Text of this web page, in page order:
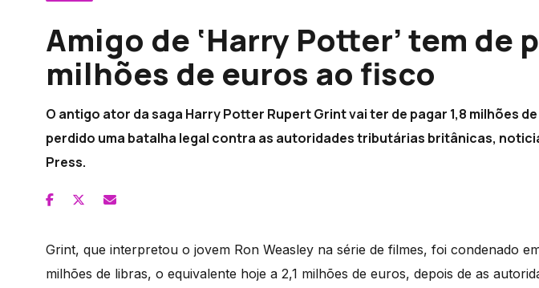
Amigo de ‘Harry Potter’ tem de
milhões de euros ao fisco
O antigo ator da saga Harry Potter Rupert Grint vai ter de pagar 1,8 milhões
perdido uma batalha legal contra as autoridades tributárias britânicas,
Press.
Grint, que interpretou o jovem Ron Weasley na série de filmes, foi condenado
milhões de libras, o equivalente hoje a 2,1 milhões de euros, depois de as